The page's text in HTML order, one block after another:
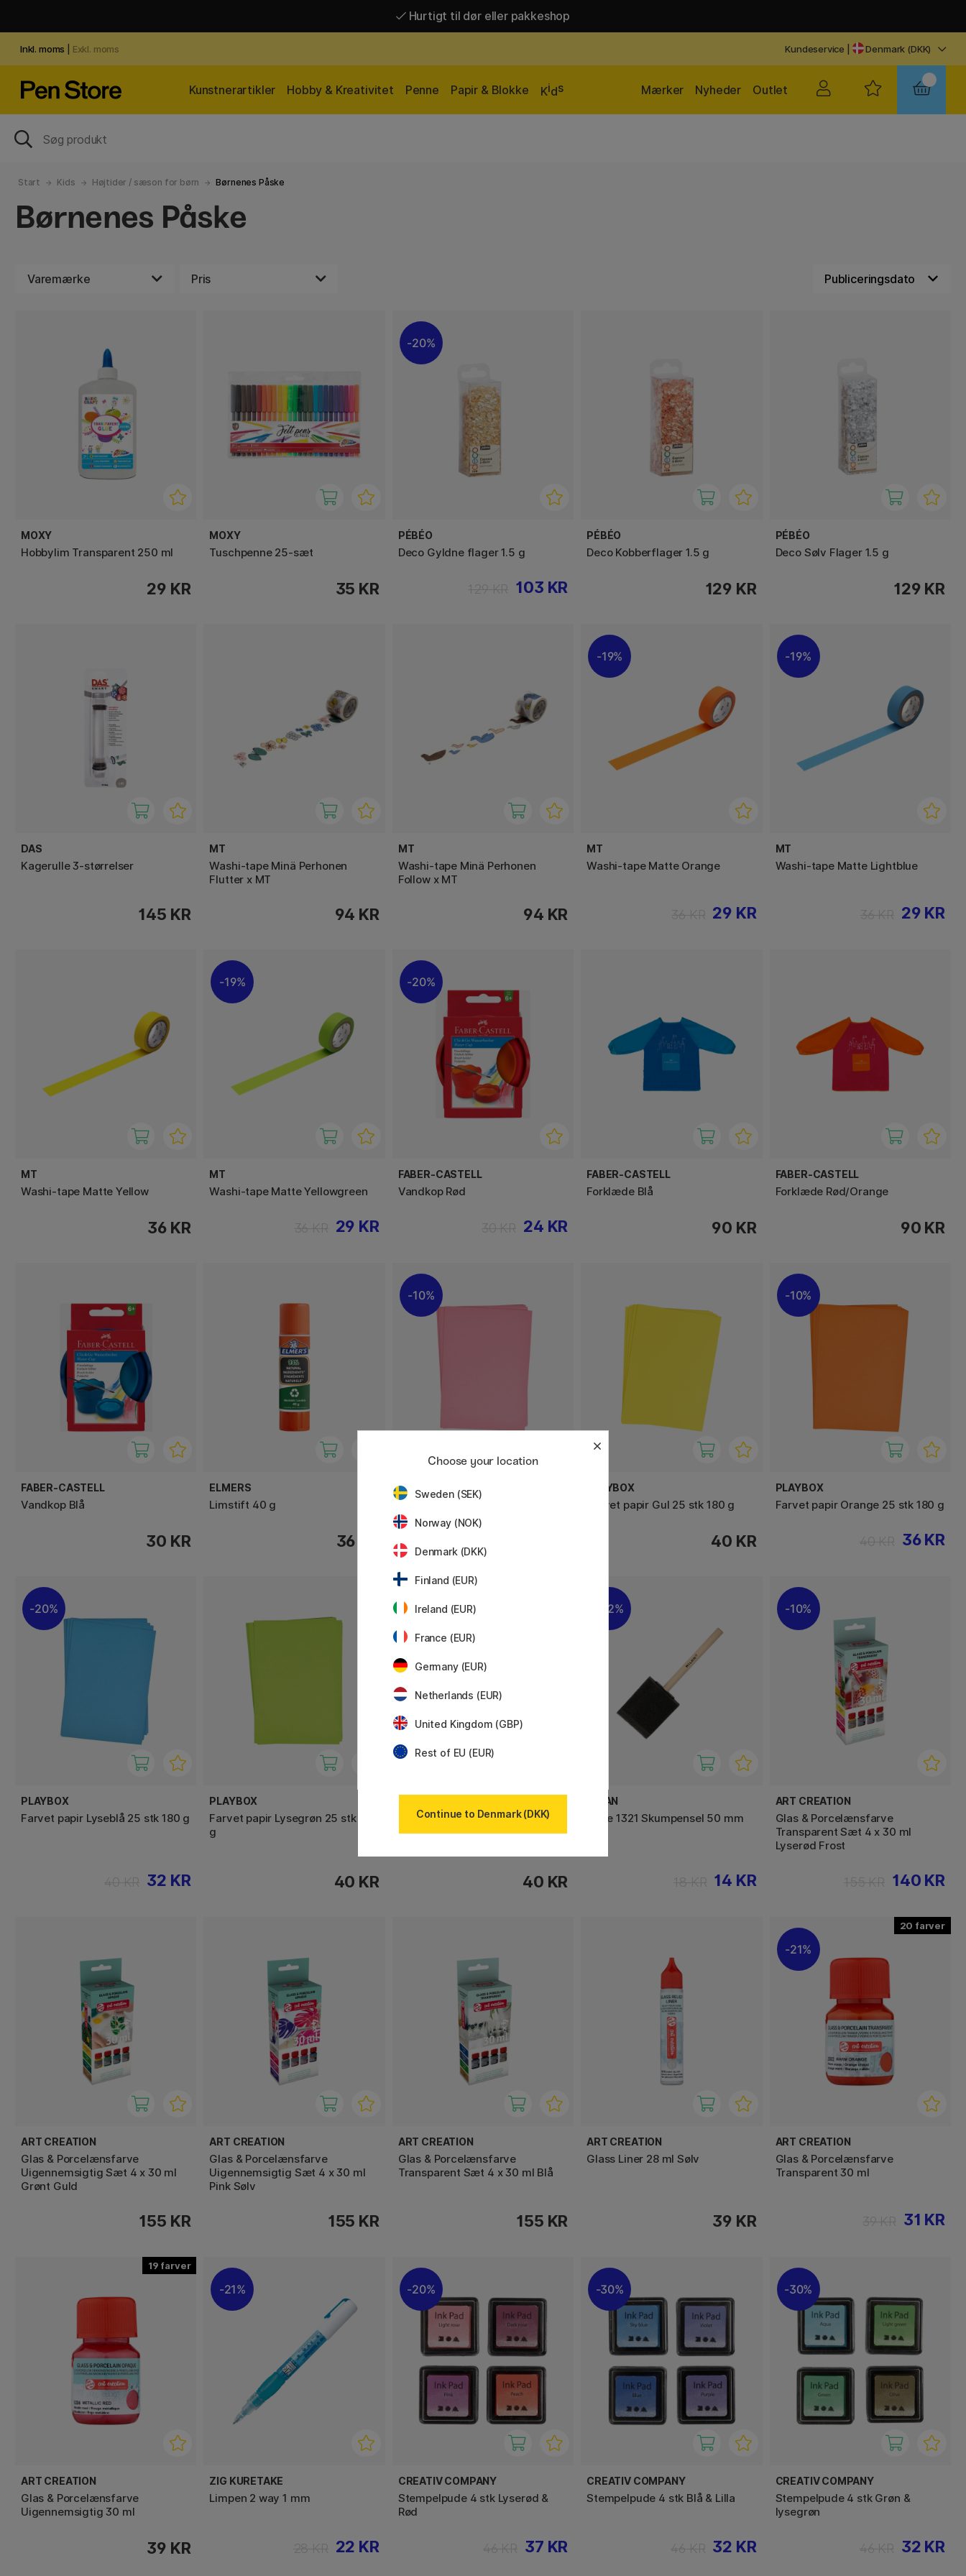
Hurtigt til dør eller pakkeshop
Inkl. moms Exkl. moms Kundeservice Denmark (DKK)
Kunstnerartikler Hobby & Kreativitet Penne Papir & Blokke Kids Outlet
Nyheder
Mærker
Start Kids Højtider / sæson for børn Børnenes Påske
Børnenes Påske
Varemærke Pris
MOXY
Hobbylim Transparent 250 ml
29 KR
MOXY
Tuschpenne 25-sæt
35 KR
20%
PÉBÉO
Deco Gyldne flager 1.5 g
103 KR
PÉBÉO
Deco Kobberflager 1.5 g
129 KR
PÉBÉO
Deco Sølv Flager 1.5 g
129 KR
DAS
Kagerulle 3-størrelser
145 KR
MT
Washi-tape Minä Perhonen
Flutter x MT
94 KR
MT
Washi-tape Minä Perhonen
Follow x MT
94 KR
19%
MT
Washi-tape Matte Orange
29 KR
19%
MT
Washi-tape Matte Lightblue
29 KR
MT
Washi-tape Matte Yellow
36 KR
19%
MT
Washi-tape Matte Yellowgreen
29 KR
20%
FABER-CASTELL
Vandkop Rød
24 KR
FABER-CASTELL
Forklæde Blå
90 KR
FABER-CASTELL
Forklæde Rød/Orange
90 KR
FABER-CASTELL
Vandkop Blå
30 KR
ELMERS
Limstift 40 g
36 KR
10%
PLAYBOX
Farvet papir Pink 25 stk 180 g
PLAYBOX
Farvet papir Gul 25 stk 180 g
40 KR
10%
PLAYBOX
Farvet papir Orange 25 stk 180 g
36 KR
20%
PLAYBOX
Farvet papir Lyseblå 25 stk 180 g
32 KR
PLAYBOX
Farvet papir Lysegrøn 25 stk 180
g
40 KR
Farvet papir Mørkegrønt 25 stk
180 g
40 KR
22%
MILAN
Serie 1321 Skumpensel 50 mm
14 KR
10%
ART CREATION
Glas & Porcelænsfarve
Transparent Sæt 4 x 30 ml
Lyserød Frost
140 KR
ART CREATION
Glas & Porcelænsfarve
Uigennemsigtig Sæt 4 x 30 ml
Grønt Guld
155 KR
ART CREATION
Glas & Porcelænsfarve
Uigennemsigtig Sæt 4 x 30 ml
Pink Sølv
155 KR
ART CREATION
Glas & Porcelænsfarve
Transparent Sæt 4 x 30 ml Blå
155 KR
ART CREATION
Glass Liner 28 ml Sølv
39 KR
20
21%
ART CREATION
Glas & Porcelænsfarve
Transparent 30 ml
31 KR
19
ART CREATION
Glas & Porcelænsfarve
Uigennemsigtig 30 ml
39 KR
21%
ZIG KURETAKE
Limpen 2 way 1 mm
22 KR
20%
CREATIV COMPANY
Stempelpude 4 stk Lyserød &
Rød
37 KR
30%
CREATIV COMPANY
Stempelpude 4 stk Blå & Lilla
32 KR
30%
CREATIV COMPANY
Stempelpude 4 stk Grøn &
lysegrøn
32 KR
Choose your location
Sweden (SEK)
Norway (NOK)
Denmark (DKK)
Finland (EUR)
Ireland (EUR)
France (EUR)
Germany (EUR)
Netherlands (EUR)
United Kingdom (GBP)
Rest of EU (EUR)
Continue to Denmark (DKK)